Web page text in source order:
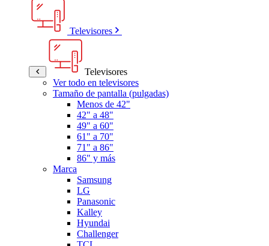
Televisores
Televisores
Ver todo en televisores
Tamaño de pantalla (pulgadas)
Menos de 42"
42" a 48"
49" a 60"
61" a 70"
71" a 86"
86" y más
Marca
Samsung
LG
Panasonic
Kalley
Hyundai
Challenger